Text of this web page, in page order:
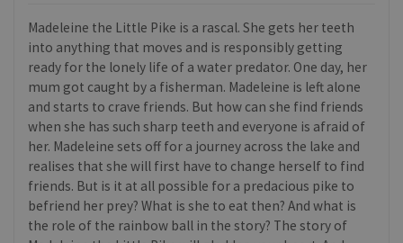
Madeleine the Little Pike is a rascal. She gets her teeth
into anything that moves and is responsibly getting
ready for the lonely life of a water predator. One day, her
mum got caught by a fisherman. Madeleine is left alone
and starts to crave friends. But how can she find friends
when she has such sharp teeth and everyone is afraid of
her. Madeleine sets off for a journey across the lake and
realises that she will first have to change herself to find
friends. But is it at all possible for a predacious pike to
befriend her prey? What is she to eat then? And what is
the role of the rainbow ball in the story? The story of